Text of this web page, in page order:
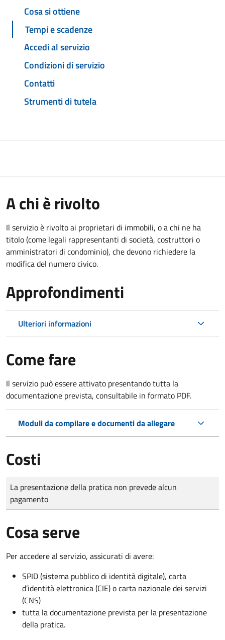
Cosa si ottiene
Tempi e scadenze
Accedi al servizio
Condizioni di servizio
Contatti
Strumenti di tutela
A chi è rivolto
Il servizio è rivolto ai proprietari di immobili, o a chi ne ha
titolo (come legali rappresentanti di società, costruttori o
amministratori di condominio), che devono richiedere la
modifica del numero civico.
Approfondimenti
Ulteriori informazioni
Come fare
Il servizio può essere attivato presentando tutta la
documentazione prevista, consultabile in formato PDF.
Moduli da compilare e documenti da allegare
Costi
Tipo di pagamento
Importo
La presentazione della pratica non prevede alcun
pagamento
Cosa serve
Per accedere al servizio, assicurati di avere:
SPID (sistema pubblico di identità digitale), carta
d’identità elettronica (CIE) o carta nazionale dei servizi
(CNS)
tutta la documentazione prevista per la presentazione
della pratica.